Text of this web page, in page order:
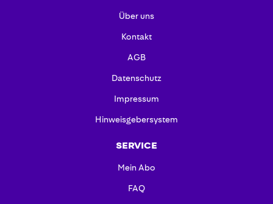
Über uns
Kontakt
AGB
Datenschutz
Impressum
Hinweisgebersystem
SERVICE
Mein Abo
FAQ